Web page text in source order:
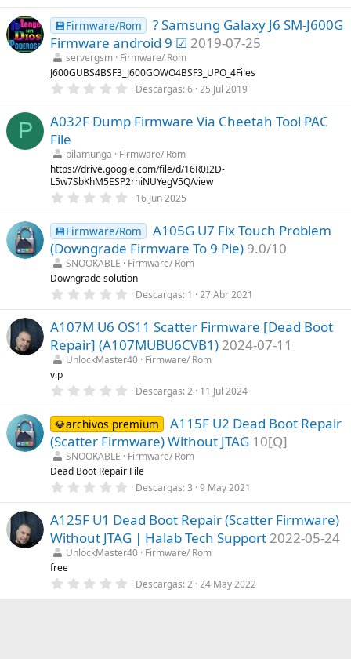
(
s
)
0
0
e
s
t
r
e
l
(
💾Firmware/Rom
? Samsung Galaxy J6 SM-J600G
Firmware android 9 ☑ 2019-07-25
servergsm Firmware/ Rom
J600GUBS4BSF3_J600GOWO4BSF3_UPO_4Files
0
0
0
e
t
r
e
l
(
s
)
Descargas 6 25 Jul 2019
P
A032F Dump Firmware Via Cheetah Tool PAC
File
pilamunga
Firmware/ Rom
https://drive.google.com/file/d/16R0I2D-
L5w7SbKhM5ESP2rniNUYegV5Q/view
0
0
0
e
s
t
r
e
l
(
s
)
16 Jun 2025
💾Firmware/Rom
A105G U7 Fix Touch Problem
(Downgrade Firmware To 9 Pie) 9.0/10
SNOOKABLE
Firmware/ Rom
Downgrade solution
0
0
0
e
s
t
l
a
(
s
)
Descargas 1 27 Abr 2021
A107M U6 OS11 Scatter Firmware [Dead Boot
Repair] (A107MUBU6CVB1) 2024-07-11
UnlockMaster40 Firmware/ Rom
vip
0
0
0
e
s
t
r
e
l
(
s
)
Descargas 2 11 Jul 2024
💎archivos premium
A115F U2 Dead Boot Repair
(Scatter Firmware) Without JTAG 10[Q]
SNOOKABLE
Firmware/ Rom
Dead Boot Repair File
0
0
0
e
s
t
l
Descargas 3 9 May 2021
A125F U1 Dead Boot Repair (Scatter Firmware)
Without JTAG | Halab Tech Support 2022-05-24
UnlockMaster40 Firmware/ Rom
free
0
0
Descargas 2 24 May 2022